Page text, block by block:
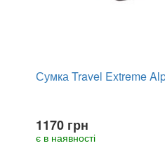
Сумка Travel Extreme
1170 грн
є в наявності